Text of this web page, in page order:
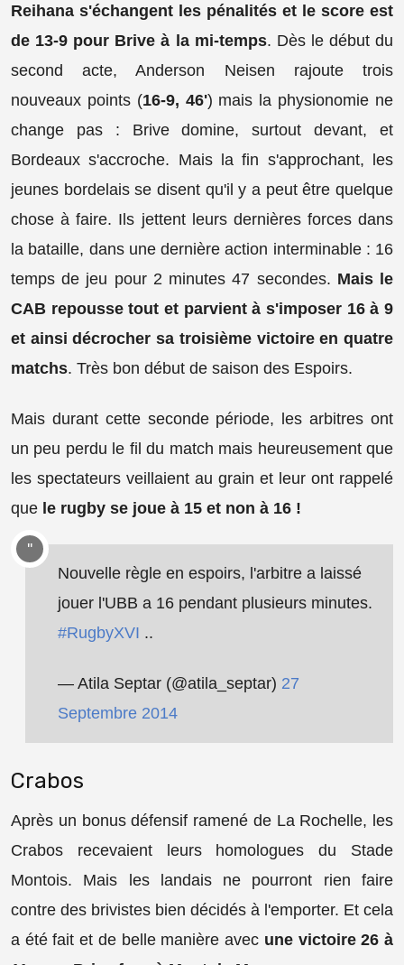
Reihana s'échangent les pénalités et le score est
de 13-9 pour Brive à la mi-temps. Dès le début du
second acte, Anderson Neisen rajoute trois
nouveaux points (16-9, 46') mais la physionomie ne
change pas : Brive domine, surtout devant, et
Bordeaux s'accroche. Mais la fin s'approchant, les
jeunes bordelais se disent qu'il y a peut être quelque
chose à faire. Ils jettent leurs dernières forces dans
la bataille, dans une dernière action interminable : 16
temps de jeu pour 2 minutes 47 secondes. Mais le
CAB repousse tout et parvient à s'imposer 16 à 9
et ainsi décrocher sa troisième victoire en quatre
matchs. Très bon début de saison des Espoirs.
Mais durant cette seconde période, les arbitres ont
un peu perdu le fil du match mais heureusement que
les spectateurs veillaient au grain et leur ont rappelé
que le rugby se joue à 15 et non à 16 !
Nouvelle règle en espoirs, l'arbitre a laissé
jouer l'UBB a 16 pendant plusieurs minutes.
#RugbyXVI ..
— Atila Septar (@atila_septar) 27
Septembre 2014
Crabos
Après un bonus défensif ramené de La Rochelle, les
Crabos recevaient leurs homologues du Stade
Montois. Mais les landais ne pourront rien faire
contre des brivistes bien décidés à l'emporter. Et cela
a été fait et de belle manière avec une victoire 26 à